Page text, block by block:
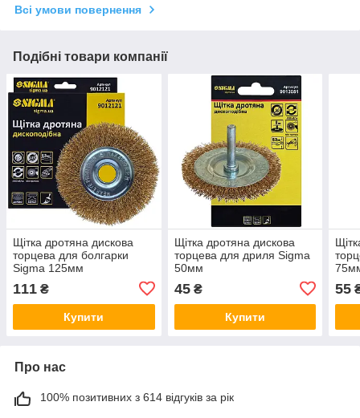
Всі умови повернення
Подібні товари компанії
Щітка дротяна дискова
торцева для болгарки
Sigma 125мм
111 ₴
Купити
Щітка дротяна дискова
торцева для дриля Sigma
50мм
45₴
Купити
55
Про нас
100% позитивних з 614 відгуків за рік